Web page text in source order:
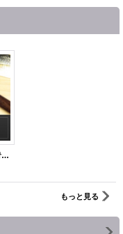
小出刃包丁 110mm 青紙 柄腐れ防止シリーズ/切れ味抜群【無料研ぎ直し券付き】
もっと見る